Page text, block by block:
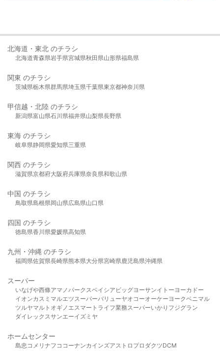
北海道・東北 のチラシ
北海道青森県岩手県宮城県秋田県山形県福島県
関東 のチラシ
茨城県栃木県群馬県埼玉県千葉県東京都神奈川県
甲信越・北陸 のチラシ
新潟県富山県石川県福井県山梨県長野県
東海 のチラシ
岐阜県静岡県愛知県三重県
関西 のチラシ
滋賀県京都府大阪府兵庫県奈良県和歌山県
中国 のチラシ
鳥取県島根県岡山県広島県山口県
四国 のチラシ
徳島県香川県愛媛県高知県
九州・沖縄 のチラシ
福岡県佐賀県長崎県熊本県大分県宮崎県鹿児島県沖縄県
スーパー
いなげや西條アマノパークスベイシア ビッグヨーサンイトーヨーカドー
イオンカスミ マルエツスーパーバリューヤオコーオーケー ヨークベニマル
ツルヤマルト オギノ エスマート ライフ業務スーパーいかり フジグラン
ダイレックスサンエーイズミヤ
ホームセンター
島忠 コメリ ナフコ コーナンカインズアストロプロダクツDCM